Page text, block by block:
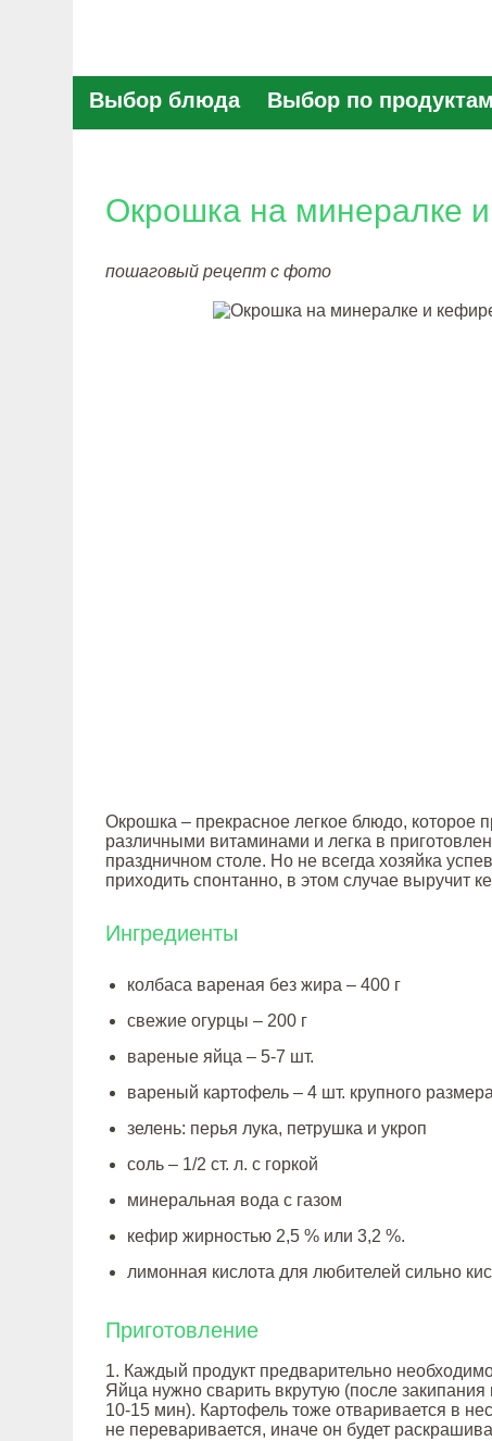
Выбор блюда Выбор по продуктам
Окрошка на минералке
пошаговый рецепт с фото
Окрошка – прекрасное легкое блюдо, которое
различными витаминами и легка в
праздничном столе. Но не всегда хозяйка
приходить спонтанно, в этом случае выручит
Ингредиенты
колбаса вареная без жира – 400 г
свежие огурцы – 200 г
вареные яйца – 5-7 шт.
вареный картофель – 4 шт. крупного размера
зелень: перья лука, петрушка и укроп
соль – 1/2 ст. л. с горкой
минеральная вода с газом
кефир жирностью 2,5 % или 3,2 %.
лимонная кислота для любителей сильно
Приготовление
1. Каждый продукт предварительно
Яйца нужно сварить вкрутую (после
10-15 мин). Картофель тоже отваривается в
не переваривается, иначе он будет